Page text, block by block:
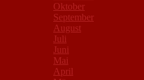
Oktober
September
August
Juli
Juni
Mai
April